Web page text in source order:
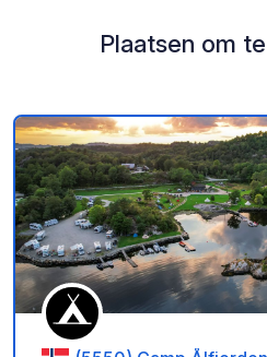
Plaatsen om